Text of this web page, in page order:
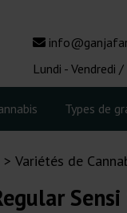
Lundi - Vendredi
Types de
Variétés de
Sensi